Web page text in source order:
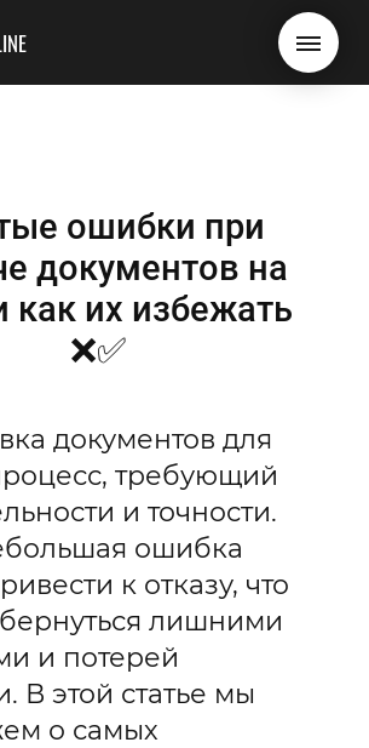
ошибки при
документов на
как их избежать
❌✅
документов для
требующий
и точности.
ошибка
к отказу, что
лишними
и потерей
В этой статье мы
о самых